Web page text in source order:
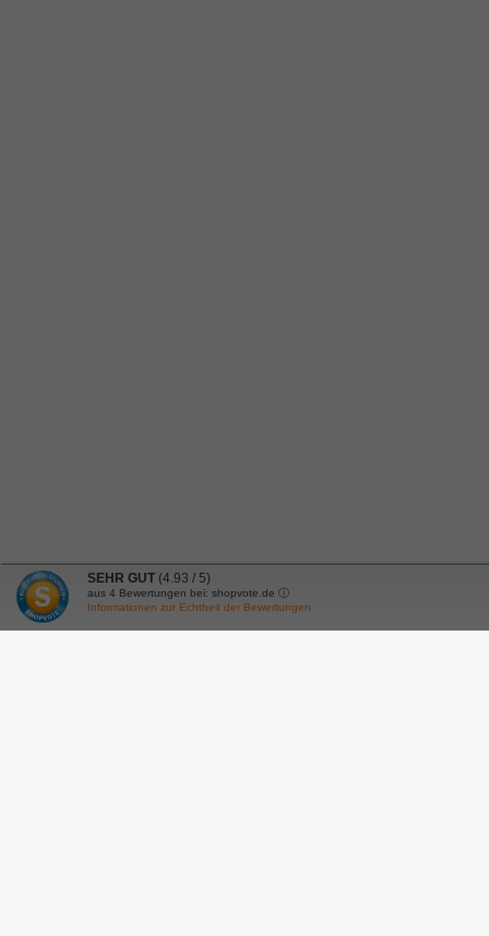
SEHR GUT (4.93 / 5)
aus 4 Bewertungen bei: shopvote.de ⓘ
Informationen zur Echtheit der Bewertungen